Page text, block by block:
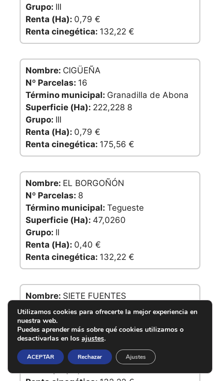
Grupo: III
Renta (Ha): 0,79 €
Renta cinegética: 132,22 €
Nombre: CIGÜEÑA
Nº Parcelas: 16
Término municipal: Granadilla de Abona
Superficie (Ha): 222,228 8
Grupo: III
Renta (Ha): 0,79 €
Renta cinegética: 175,56 €
Nombre: EL BORGOÑÓN
Nº Parcelas: 8
Término municipal: Tegueste
Superficie (Ha): 47,0260
Grupo: II
Renta (Ha): 0,40 €
Renta cinegética: 132,22 €
Nombre: SIETE FUENTES
Nº Parcelas:
Término municipal:
Laguna
Superficie (Ha):63,6773
Grupo:
IV
Utilizamos cookies para ofrecerte la mejor experiencia en
nuestra web.
Puedes aprender más sobre qué cookies utilizamos o
desactivarlas en los ajustes.
ACEPTAR Rechazar Ajustes